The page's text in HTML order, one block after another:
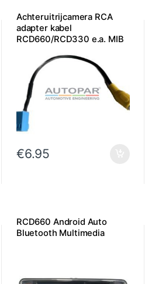
Achteruitrijcamera RCA
adapter kabel
RCD660/RCD330 e.a. MIB
€6.95
RCD660 Android Auto
Bluetooth Multimedia